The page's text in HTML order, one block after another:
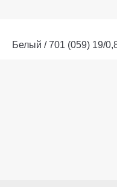
Белый / 701 (059) 19/